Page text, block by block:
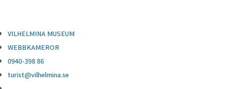
VILHELMINA MUSEUM
WEBBKAMEROR
0940-398 86
turist@vilhelmina.se